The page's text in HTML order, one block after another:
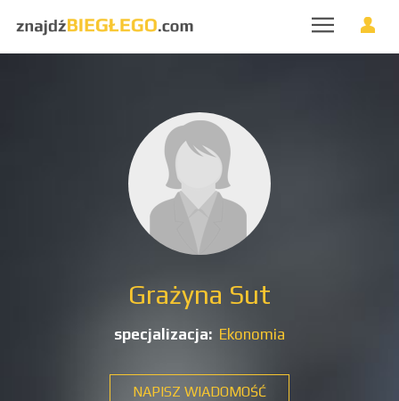
Grażyna Sut
specjalizacja: Ekonomia
NAPISZ WIADOMOŚĆ